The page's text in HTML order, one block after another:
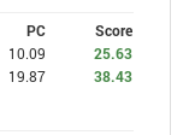
PC
Score
10.09
25.63
19.87 38.43